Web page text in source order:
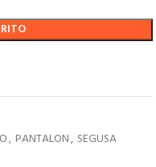
, PANTALON, SEGUSA